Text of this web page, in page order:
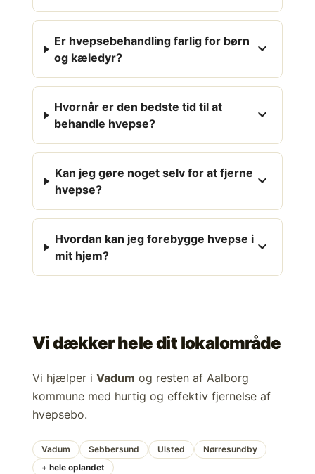
Er hvepsebehandling farlig for børn
og kæledyr?
expand_more
Hvornår er den bedste tid til at
behandle hvepse?
expand_more
Kan jeg gøre noget selv for at fjerne
hvepse?
expand_more
Hvordan kan jeg forebygge hvepse i
mit hjem?
expand_more
Vi dækker hele dit lokalområde
Vi hjælper i Vadum og resten af Aalborg
kommune med hurtig og effektiv fjernelse af
hvepsebo.
Vadum Sebbersund Ulsted
Nørresundby
+ hele oplandet